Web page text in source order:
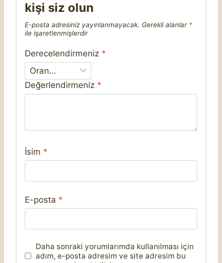
kişi siz olun
E-posta adresiniz yayınlanmayacak. Gerekli alanlar *
ile işaretlenmişlerdir
Derecelendirmeniz *
Değerlendirmeniz *
İsim *
E-posta *
Daha sonraki yorumlarımda kullanılması için
adım, e-posta adresim ve site adresim bu